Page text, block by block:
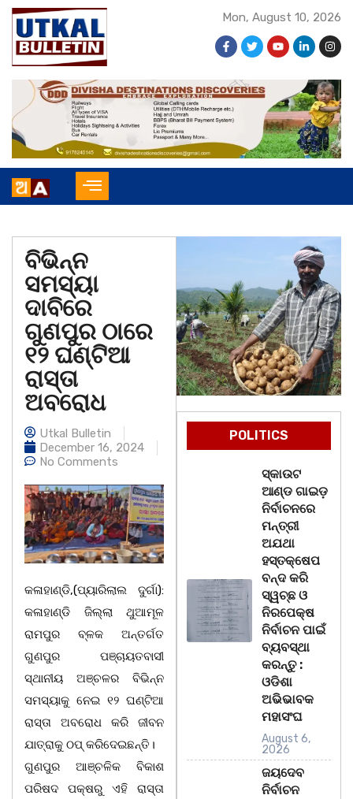
Mon, August 10, 2026
ବିଭିନ୍ନ
ସମସ୍ୟା
ଦାବିରେ
ଗୁଣପୁର ଠାରେ
୧୨ ଘଣ୍ଟିଆ
ରାସ୍ତା
ଅବରୋଧ
Utkal Bulletin
December 16, 2024
No Comments
କଳାହାଣ୍ଡି,(ପ୍ୟାରିଲାଲ ଦୁର୍ଗା):
କଳାହାଣ୍ଡି ଜିଲ୍ଲା ଥୁଆମୂଳ
ରାମପୁର ବ୍ଳକ ଅନ୍ତର୍ଗତ
ଗୁଣପୁର ପଞ୍ଚାୟତବାସୀ
ସ୍ଥାନୀୟ ଅଞ୍ଚଳର ବିଭିନ୍ନ
ସମସ୍ୟାକୁ ନେଇ ୧୨ ଘଣ୍ଟିଆ
ରାସ୍ତା ଅବରୋଧ କରି ଜୀବନ
ଯାତ୍ରାକୁ ଠପ୍ କରିଦେଇଛନ୍ତି।
ଗୁଣପୁର ଆଞ୍ଚଳିକ ବିକାଶ
ପରିଷଦ ପକ୍ଷରୁ ଏହି ରାସ୍ତା
POLITICS
ସ୍କାଉଟ
ଆଣ୍ଡ ଗାଇଡ଼
ନିର୍ବାଚନରେ
ମନ୍ତ୍ରୀ
ଅଯଥା
ହସ୍ତକ୍ଷେପ
ବନ୍ଦ କରି
ସ୍ୱଚ୍ଛ ଓ
ନିରପେକ୍ଷ
ନିର୍ବାଚନ ପାଇଁ
ବ୍ୟବସ୍ଥା
କରନ୍ତୁ :
ଓଡିଶା
ଅଭିଭାବକ
ମହାସଂଘ
August 6,
2026
ଜୟଦେବ
ନିର୍ବାଚନ